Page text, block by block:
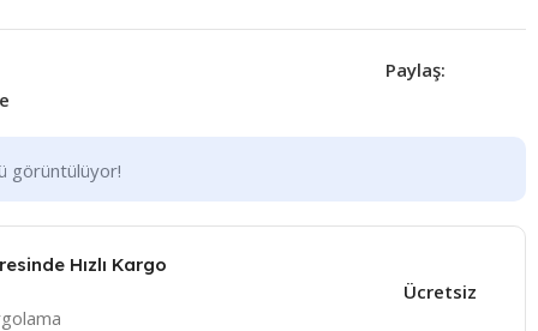
Paylaş:
görüntülüyor!
Hızlı Kargo
Ücretsiz